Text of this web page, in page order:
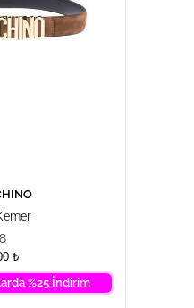
EKLE
₺
%25 İndirim